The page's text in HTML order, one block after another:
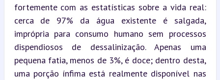
fortemente com as estatísticas sobre a vida real:
cerca de 97% da água existente é salgada,
imprópria para consumo humano sem processos
dispendiosos de dessalinização. Apenas uma
pequena fatia, menos de 3%, é doce; dentro desta,
uma porção ínfima está realmente disponível nas